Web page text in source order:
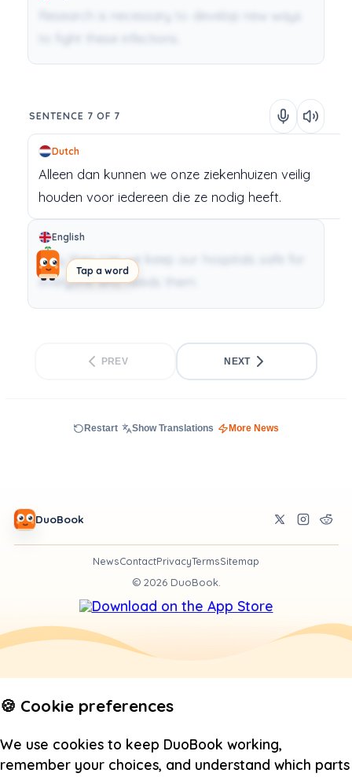
Tap a word
SENTENCE 7 OF 7
Dutch
Alleen dan kunnen we onze ziekenhuizen veilig
houden voor iedereen die ze nodig heeft.
English
Only then can we keep our hospitals safe for
everyone who needs them.
PREV NEXT
Restart Show Translations More News
DuoBook
NewsContactPrivacyTermsSitemap
© 2026DuoBook.
🍪 Cookie preferences
We use cookies to keep DuoBook working,
remember your choices, and understand which parts